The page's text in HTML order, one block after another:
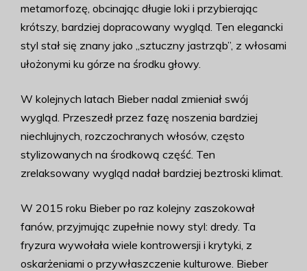
metamorfozę, obcinając długie loki i przybierając
krótszy, bardziej dopracowany wygląd. Ten elegancki
styl stał się znany jako „sztuczny jastrząb”, z włosami
ułożonymi ku górze na środku głowy.
W kolejnych latach Bieber nadal zmieniał swój
wygląd. Przeszedł przez fazę noszenia bardziej
niechlujnych, rozczochranych włosów, często
stylizowanych na środkową część. Ten
zrelaksowany wygląd nadał bardziej beztroski klimat.
W 2015 roku Bieber po raz kolejny zaszokował
fanów, przyjmując zupełnie nowy styl: dredy. Ta
fryzura wywołała wiele kontrowersji i krytyki, z
oskarżeniami o przywłaszczenie kulturowe. Bieber